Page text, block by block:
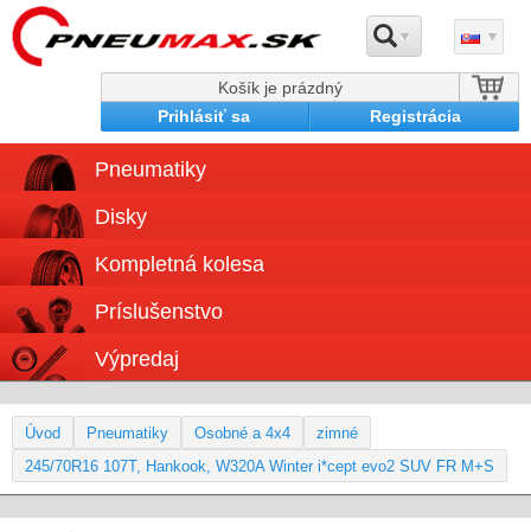
Košík je prázdný
Prihlásiť sa
Registrácia
Pneumatiky
Disky
Kompletná kolesa
Príslušenstvo
Výpredaj
Úvod Pneumatiky Osobné a 4x4
zimné
245/70R16 107T, Hankook, W320A Winter i*cept evo2 SUV FR M+S